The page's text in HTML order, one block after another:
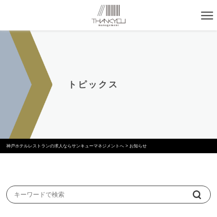
トピックス
神戸ホテルレストランの求人ならサンキューマネジメントへ > お知らせ